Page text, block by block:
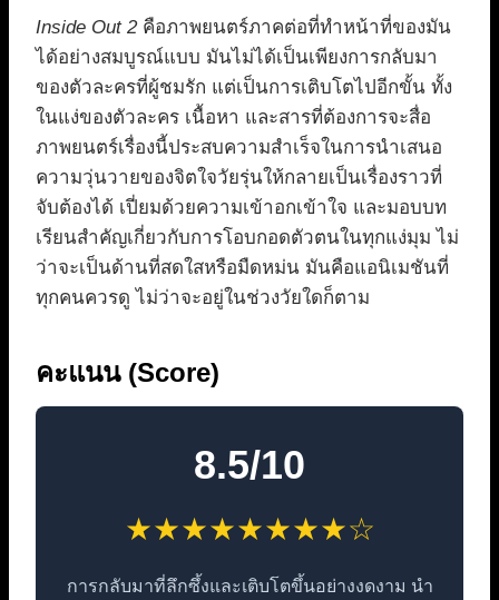
Inside Out 2คือภาพยนตร์ภาคต่อที่ทำหน้าที่ของมัน
ได้อย่างสมบูรณ์แบบ มันไม่ได้เป็นเพียงการกลับมา
ของตัวละครที่ผู้ชมรัก แต่เป็นการเติบโตไปอีกขั้น ทั้ง
ในแง่ของตัวละคร เนื้อหา และสารที่ต้องการจะสื่อ
ภาพยนตร์เรื่องนี้ประสบความสำเร็จในการนำเสนอ
ความวุ่นวายของจิตใจวัยรุ่นให้กลายเป็นเรื่องราวที่
จับต้องได้ เปี่ยมด้วยความเข้าอกเข้าใจ และมอบบท
เรียนสำคัญเกี่ยวกับการโอบกอดตัวตนในทุกแง่มุม ไม่
ว่าจะเป็นด้านที่สดใสหรือมืดหม่น มันคือแอนิเมชันที่
ทุกคนควรดู ไม่ว่าจะอยู่ในช่วงวัยใดก็ตาม
คะแนน (Score)
8.5/10
★★★★★★★★☆
การกลับมาที่ลึกซึ้งและเติบโตขึ้นอย่างงดงาม นำ